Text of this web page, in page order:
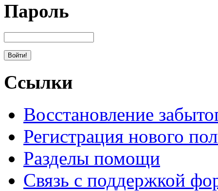
Пароль
Ссылки
Восстановление
Регистрация нового
Разделы помощи
Связь с поддержкой